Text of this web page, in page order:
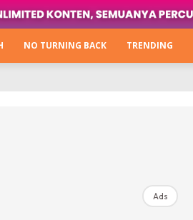
Hijabista
Next Level
NO TURNING BACK TRENDING
Ads